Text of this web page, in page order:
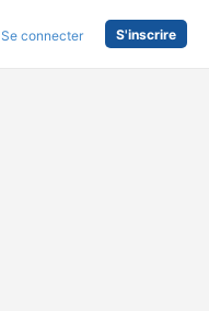
Se connecter S'inscrire